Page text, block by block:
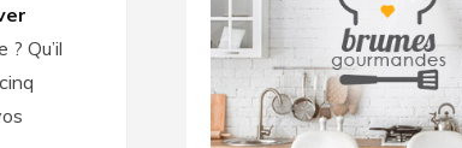
Qu’il